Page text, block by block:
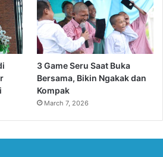
3 Game Seru Saat Buka
Bersama, Bikin Ngakak dan
Kompak
March 7, 2026